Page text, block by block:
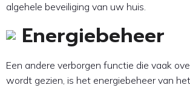
algehele beveiliging van uw huis.
Energiebeheer
Een andere verborgen functie die vaak
wordt gezien, is het energiebeheer van